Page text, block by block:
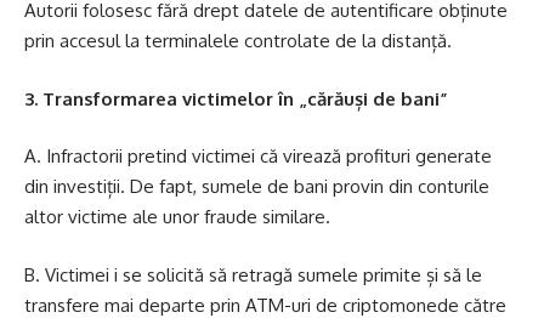
Autorii folosesc fără drept datele de autentificare obținute
prin accesul la terminalele controlate de la distanță.
3. Transformarea victimelor în „cărăuși de bani”
A. Infractorii pretind victimei că virează profituri generate
din investiții. De fapt, sumele de bani provin din conturile
altor victime ale unor fraude similare.
B. Victimei i se solicită să retragă sumele primite și să le
transfere mai departe prin ATM-uri de criptomonede către